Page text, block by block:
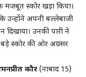
मजबूत स्कोर खड़ा किया।
उन्होंने अपनी बल्लेबाजी
उनकी पारी ने
स्कोर की ओर अग्रसर
कौर (नाबाद 15)